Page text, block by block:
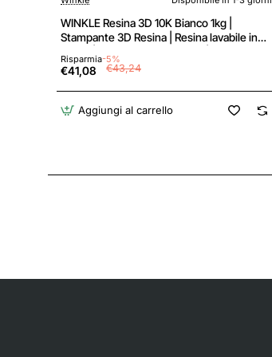
WINKLE Resina 3D 10K Bianco 1kg |
Stampante 3D Resina | Resina lavabile in
agli urti | Alta precisione e basso odore |
Finitura dettagliata - cristal blanco
Risparmia-5%
€41,08 €43,24
Aggiungi al carrello